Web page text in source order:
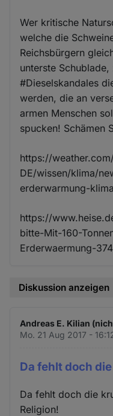
Wer kritische
welche die
Reichsbürgern
unterste
#Dieselskandales
werden, die an
armen Menschen
spucken! Schämen
https://
DE/wissen/klima/
erderwarmung-
https://
bitte-Mit-160-
Erderwaermung-
Diskussion anzeigen
Andreas E. Kilian
Mo. 21 Aug 2017 -
Da fehlt doch
Da fehlt doch die
Religion!